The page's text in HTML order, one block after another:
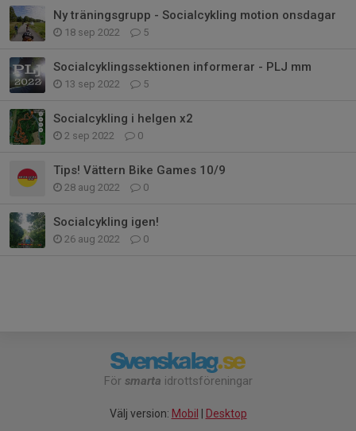
Ny träningsgrupp - Socialcykling motion onsdagar
18 sep 2022 5
Socialcyklingssektionen informerar - PLJ mm
13 sep 2022 5
Socialcykling i helgen x2
2 sep 2022 0
Tips! Vättern Bike Games 10/9
28 aug 2022 0
Socialcykling igen!
26 aug 2022 0
För smarta idrottsföreningar
Välj version: Mobil | Desktop